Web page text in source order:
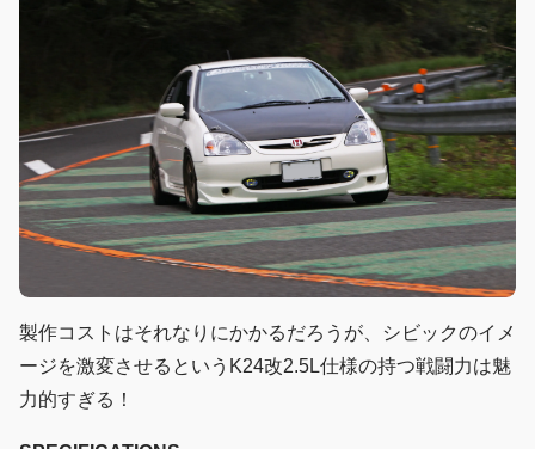
製作コストはそれなりにかかるだろうが、シビックのイメ
ージを激変させるというK24改2.5L仕様の持つ戦闘力は魅
力的すぎる！